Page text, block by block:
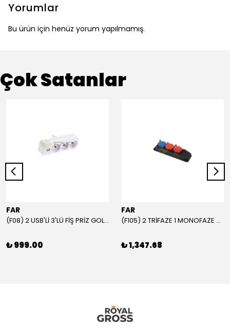
Yorumlar
Bu ürün için henüz yorum yapılmamış.
Çok Satanlar
FAR
(F08) 2 USB'Lİ 3'LÜ FİŞ PRİZ GOLYAT
₺ 999.00
FAR
(F105) 2 TRİFAZE 1 MONOFAZE GRUP PRİZ
₺ 1,347.68